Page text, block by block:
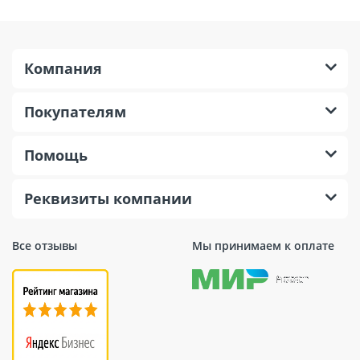
Тип
Тип аккумулятора
Посадочный
Тип двигателя
Бесщеточный
Напряжение
аккумулятора
2х18 В
Количество
оборотов
Все отзывы Мы принимаем к оплате
Компания
Покупателям
Помощь
Реквизиты компании